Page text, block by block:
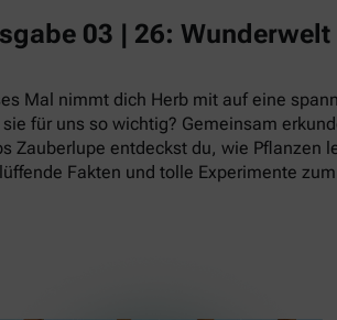
03 | 26: Wunderwelt
Mal nimmt dich Herb mit auf eine
sie für uns so wichtig? Gemeinsam
Zauberlupe entdeckst du, wie Pflanzen
Fakten und tolle Experimente